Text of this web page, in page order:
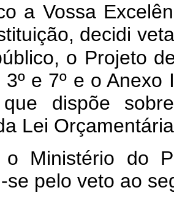
a Vossa
decidi
o Projeto
3º e 7º e o
dispõe
Lei
o Ministério do
se pelo veto ao